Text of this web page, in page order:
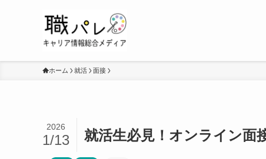
ホーム 就活 面接
就活生必見！オンライン面
2026
1/13